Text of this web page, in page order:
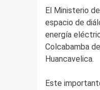
El Ministerio
espacio de
energía
Colcabamba
Huancavelica.
Este